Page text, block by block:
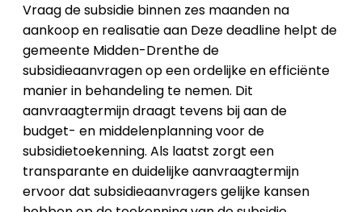
Vraag de subsidie binnen zes maanden na
aankoop en realisatie aan Deze deadline helpt de
gemeente Midden-Drenthe de
subsidieaanvragen op een ordelijke en efficiënte
manier in behandeling te nemen. Dit
aanvraagtermijn draagt tevens bij aan de
budget- en middelenplanning voor de
subsidietoekenning. Als laatst zorgt een
transparante en duidelijke aanvraagtermijn
ervoor dat subsidieaanvragers gelijke kansen